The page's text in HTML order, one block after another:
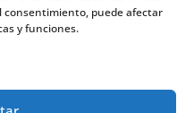
puede afectar
y funciones.